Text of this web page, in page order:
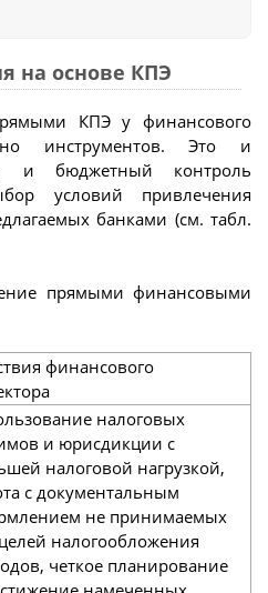
на основе КПЭ
КПЭ у финансового
инструментов. Это и
и бюджетный контроль
условий привлечения
банками (см. табл.
прямыми финансовыми
финансового
налоговых
и юрисдикции с
налоговой нагрузкой,
с документальным
не принимаемых
налогообложения
четкое планирование